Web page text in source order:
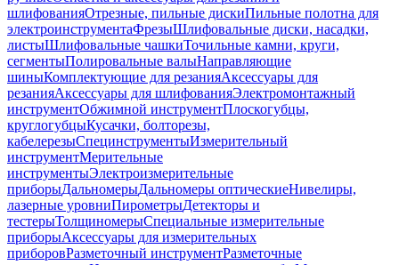
шлифованияОтрезные, пильные дискиПильные полотна для
электроинструментаФрезыШлифовальные диски, насадки,
листыШлифовальные чашкиТочильные камни, круги,
сегментыПолировальные валыНаправляющие
шиныКомплектующие для резанияАксессуары для
резанияАксессуары для шлифованияЭлектромонтажный
инструментОбжимной инструментПлоскогубцы,
круглогубцыКусачки, болторезы,
кабелерезыСпецинструментыИзмерительный
инструментМерительные
инструментыЭлектроизмерительные
приборыДальномерыДальномеры оптическиеНивелиры,
лазерные уровниПирометрыДетекторы и
тестерыТолщиномерыСпециальные измерительные
приборыАксессуары для измерительных
приборовРазметочный инструментРазметочные